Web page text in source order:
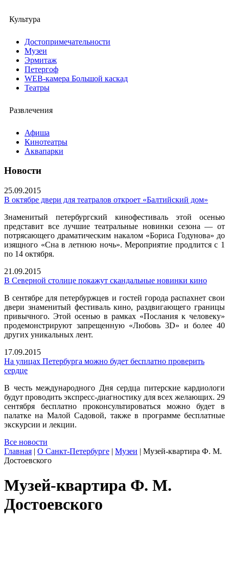
Культура
Достопримечательности
Музеи
Эрмитаж
Петергоф
WEB-камера Большой каскад
Театры
Развлечения
Афиша
Кинотеатры
Аквапарки
Новости
25.09.2015
В октябре двери для театралов откроет «Балтийский дом»
Знаменитый петербургский кинофестиваль этой осенью
представит все лучшие театральные новинки сезона — от
потрясающего драматическим накалом «Бориса Годунова» до
изящного «Сна в летнюю ночь». Мероприятие продлится с 1
по 14 октября.
21.09.2015
В Северной столице покажут скандальные новинки кино
В сентябре для петербуржцев и гостей города распахнет свои
двери знаменитый фестиваль кино, раздвигающего границы
привычного. Этой осенью в рамках «Послания к человеку»
продемонстрируют запрещенную «Любовь 3D» и более 40
других уникальных лент.
17.09.2015
На улицах Петербурга можно будет бесплатно проверить
сердце
В честь международного Дня сердца питерские кардиологи
будут проводить экспресс-диагностику для всех желающих. 29
сентября бесплатно проконсультироваться можно будет в
палатке на Малой Садовой, также в программе бесплатные
экскурсии и лекции.
Все новости
Главная | О Санкт-Петербурге | Музеи | Музей-квартира Ф. М.
Достоевского
Музей-квартира Ф. М.
Достоевского